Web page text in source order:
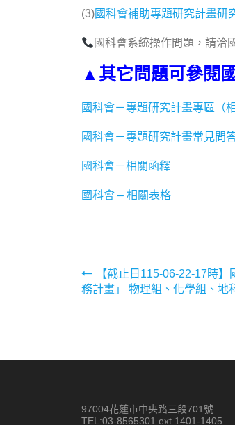
(3)國科會補助專題研究計畫研
國科會系統操作問題，請洽
▲其它問題可參閱
國科會－專題研究計畫專區（
國科會－專題研究計畫常見問
國科會－相關函釋
國科會 – 相關表格
文【截止日115-06-22-17時
務計畫」 物理組、化學組、地
97004花蓮市中央路三段701號
TEL:03-8565301 ext.1401-1405